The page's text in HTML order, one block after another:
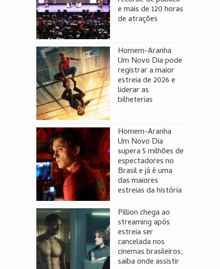
e mais de 120 horas
de atrações
Homem-Aranha
Um Novo Dia pode
registrar a maior
estreia de 2026 e
liderar as
bilheterias
Homem-Aranha
Um Novo Dia
supera 5 milhões de
espectadores no
Brasil e já é uma
das maiores
estreias da história
Pillion chega ao
streaming após
estreia ser
cancelada nos
cinemas brasileiros;
saiba onde assistir